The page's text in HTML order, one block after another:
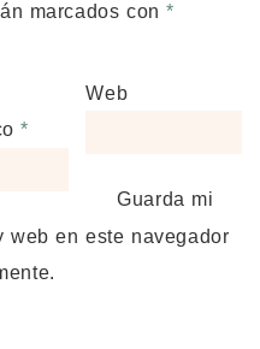
marcados con*
*
Web
Guarda mi
web en este navegador